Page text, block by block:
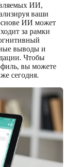
ИИ,
ваши
ИИ может
за рамки
выводы и
Чтобы
вы можете
сегодня.